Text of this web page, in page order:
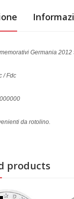
Germania 2012
/ Fdc
da rotolino.
products